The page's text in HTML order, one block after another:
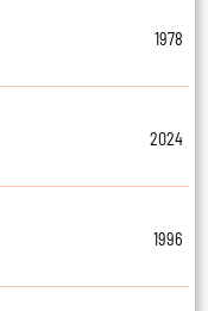
1978
2024
1996